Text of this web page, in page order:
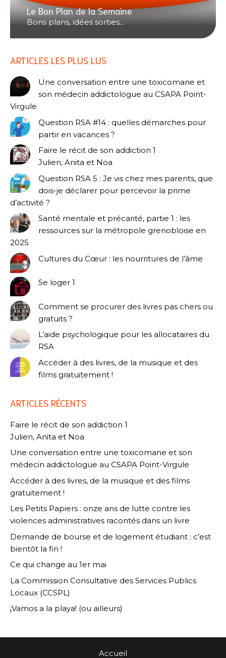
Le Bon Plan de la Semaine
Bons plans, idées sorties...
ARTICLES LES PLUS LUS
Une conversation entre une toxicomane et
son médecin addictologue au CSAPA Point-
Virgule
Question RSA #14 : quelles démarches pour
partir en vacances ?
Faire le récit de son addiction 1
Julien, Anita et Noa
Question RSA 5 : Je vis chez mes parents, que
dois-je déclarer pour percevoir la prime
d’activité ?
Santé mentale et précarité, partie 1 : les
ressources sur la métropole grenobloise en
2025
Cultures du Cœur : les nourritures de l’âme
Se loger 1
Comment se procurer des livres pas chers ou
gratuits ?
L’aide psychologique pour les allocataires du
RSA
Accéder à des livres, de la musique et des
films gratuitement !
ARTICLES RÉCENTS
Faire le récit de son addiction 1
Julien, Anita et Noa
Une conversation entre une toxicomane et son
médecin addictologue au CSAPA Point-Virgule
Accéder à des livres, de la musique et des films
gratuitement !
Les Petits Papiers : onze ans de lutte contre les
violences administratives racontés dans un livre
Demande de bourse et de logement étudiant : c’est
bientôt la fin !
Ce qui change au 1er mai
La Commission Consultative des Services Publics
Locaux (CCSPL)
¡Vamos a la playa! (ou ailleurs)
Accueil